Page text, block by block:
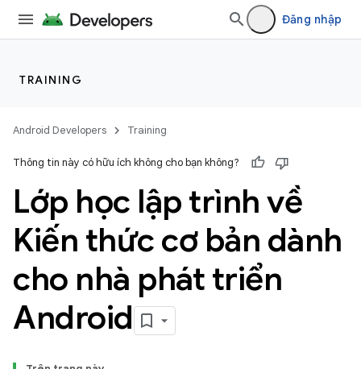
Đăng nhập
TRAINING
Android Developers Training
Thông tin này có hữu ích không cho bạn không?
Lớp học lập trình về
Kiến thức cơ bản dành
cho nhà phát triển
Android